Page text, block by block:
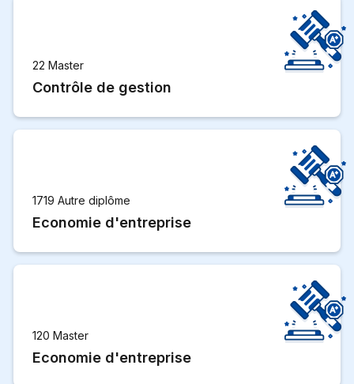
22 Master
Contrôle de gestion
1719 Autre diplôme
Economie d'entreprise
120 Master
Economie d'entreprise